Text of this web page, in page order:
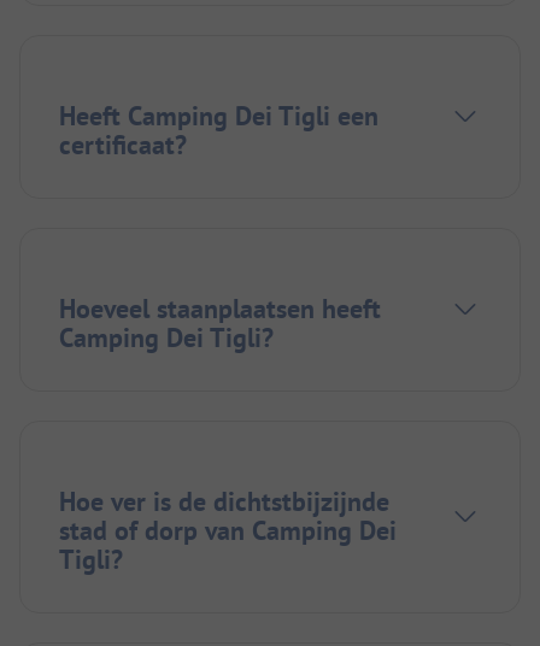
Heeft Camping Dei Tigli een
certificaat?
Hoeveel staanplaatsen heeft
Camping Dei Tigli?
Hoe ver is de dichtstbijzijnde
stad of dorp van Camping Dei
Tigli?